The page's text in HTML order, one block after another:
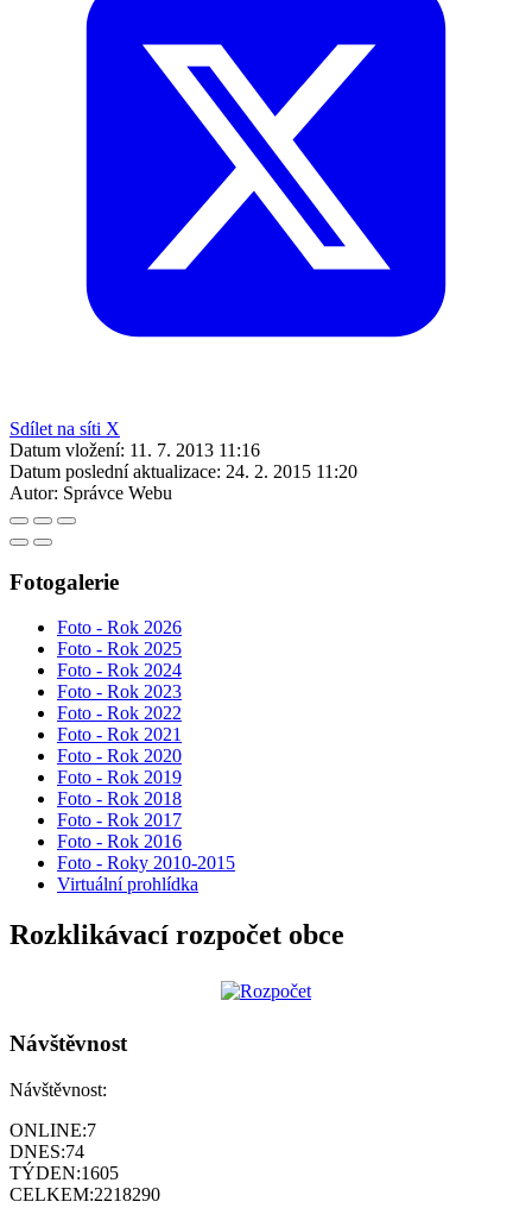
Sdílet na síti X
Datum vložení: 11. 7. 2013 11:16
Datum poslední aktualizace: 24. 2. 2015 11:20
Autor: Správce Webu
Fotogalerie
Foto - Rok 2026
Foto - Rok 2025
Foto - Rok 2024
Foto - Rok 2023
Foto - Rok 2022
Foto - Rok 2021
Foto - Rok 2020
Foto - Rok 2019
Foto - Rok 2018
Foto - Rok 2017
Foto - Rok 2016
Foto - Roky 2010-2015
Virtuální prohlídka
Rozklikávací rozpočet obce
Návštěvnost
Návštěvnost:
ONLINE:7
DNES:74
TÝDEN:1605
CELKEM:2218290